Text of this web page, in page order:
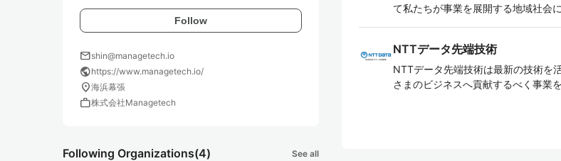
Follow
mailshin@managetech.io
publichttps://www.managetech.io/
location_on海浜幕張
work株式会社Managetech
Following Organizations(4) See all
て私たちが事業を展開する地域社会
NTTデータ先端技術
NTTデータ先端技術は最新の技術を
さまのビジネスへ貢献するべく事業